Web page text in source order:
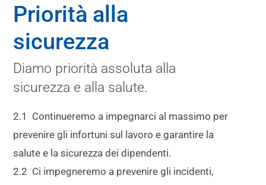
Priorità alla
sicurezza
Diamo priorità assoluta alla
sicurezza e alla salute.
2.1 Continueremo a impegnarci al massimo per
prevenire gli infortuni sul lavoro e garantire la
salute e la sicurezza dei dipendenti.
2.2 Ci impegneremo a prevenire gli incidenti,